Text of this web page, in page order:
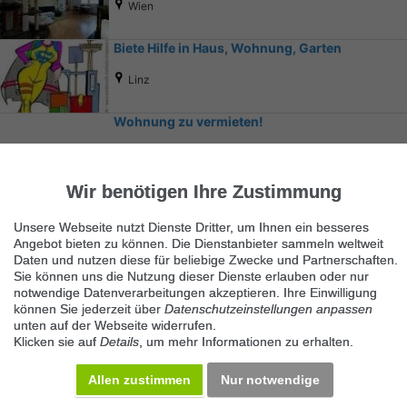
tollem Fernblick, einfach super!!!
Wien
Biete Hilfe in Haus, Wohnung, Garten
Linz
Wohnung zu vermieten!
Ähnliche Suchbegriffe
Immobilienmarkt
Wir benötigen Ihre Zustimmung
Unsere Webseite nutzt Dienste Dritter, um Ihnen ein besseres
Angebot bieten zu können. Die Dienstanbieter sammeln weltweit
Daten und nutzen diese für beliebige Zwecke und Partnerschaften.
Sie können uns die Nutzung dieser Dienste erlauben oder nur
notwendige Datenverarbeitungen akzeptieren. Ihre Einwilligung
können Sie jederzeit über Datenschutzeinstellungen anpassen
unten auf der Webseite widerrufen.
Klicken sie auf Details , um mehr Informationen zu erhalten.
Allen zustimmen Nur notwendige